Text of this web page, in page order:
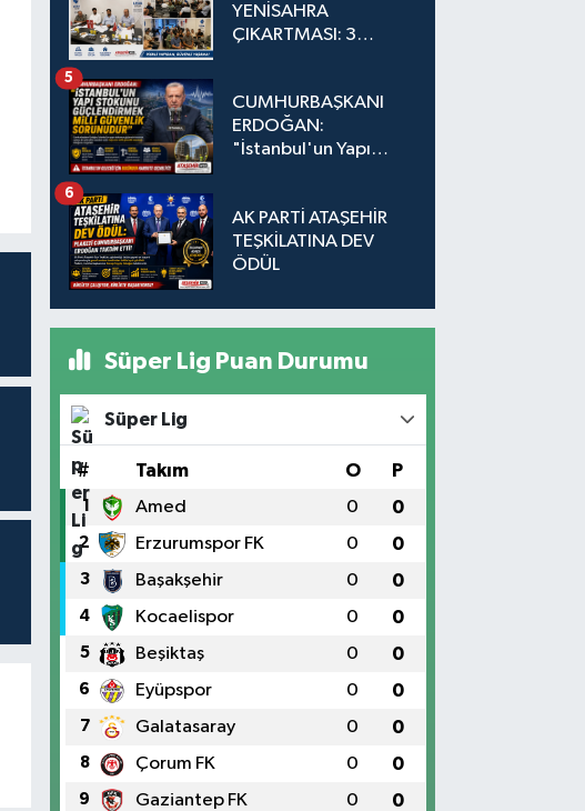
YENİSAHRA
ÇIKARTMASI: 3
CUMHURBAŞKANI
ERDOĞAN:
"İstanbul'un Yapı
Güvenlik Sorunudur"
5
AK PARTİ ATAŞEHİR
TEŞKİLATINA DEV
ÖDÜL
6
Süper Lig Puan Durumu
Süper Lig
# Takım O P
1 Amed 0 0
2 Erzurumspor FK 0 0
3 Başakşehir 0 0
4 Kocaelispor 0 0
5 Beşiktaş 0 0
6 Eyüpspor 0 0
7 Galatasaray 0 0
8 Çorum FK 0 0
9 Gaziantep FK 0 0